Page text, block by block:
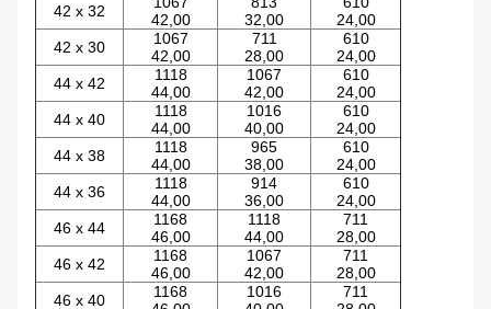
42 x 32
42,00
32,00
24,00
42 x 30
1067
42,00
711
28,00
610
24,00
44 x 42
1118
44,00
1067
42,00
610
24,00
44 x 40
1118
44,00
1016
40,00
610
24,00
44 x 38
1118
44,00
965
38,00
610
24,00
44 x 36
1118
44,00
914
36,00
610
24,00
46 x 44
1168
46,00
1118
44,00
711
28,00
46 x 42
1168
46,00
1067
42,00
711
28,00
46 x 40
1168
1016
711